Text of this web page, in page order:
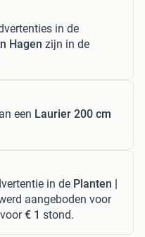
in de
Hagen zijn in de
een Laurier 200 cm
in de Planten |
aangeboden voor
€ 1 stond.